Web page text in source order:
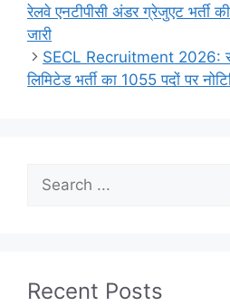
रेलवे एनटीपीसी अंडर ग्रेजुएट भर्ती
जारी
SECL Recruitment 2026:
लिमिटेड भर्ती का 1055 पदों पर
Search
Recent Posts